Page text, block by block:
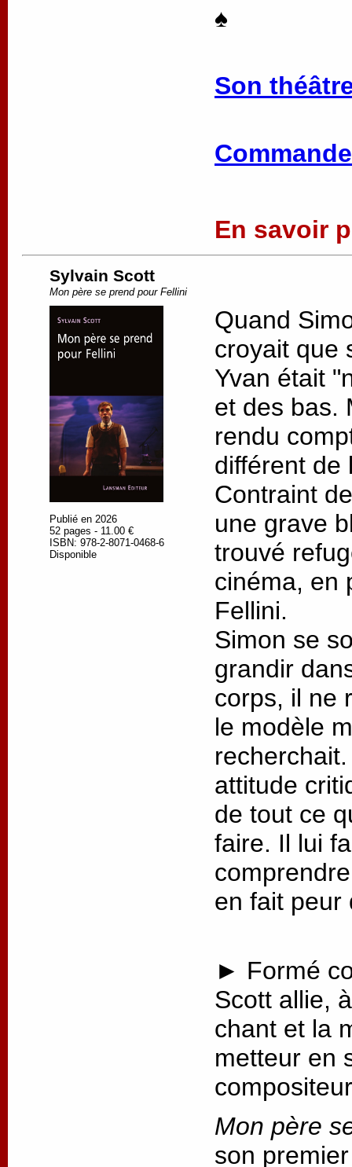
♠
Son
En savoir
Sylvain Scott
Mon père se prend pour Fellini
Publié en 2026
52 pages - 11.00 €
ISBN: 978-2-8071-0468-6
Disponible
Quand
croyait que
Yvan était
et des bas.
rendu
différent de
Contraint
une grave
trouvé
cinéma, en
Fellini.
Simon se
grandir
corps, il ne
le modèle
attitude
de tout ce
faire. Il lui
en fait peur
► Formé
Scott allie,
chant et la
metteur en
Mon père
son